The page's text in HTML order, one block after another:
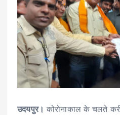
उदयपुर।कोरोनाकाल के चलते